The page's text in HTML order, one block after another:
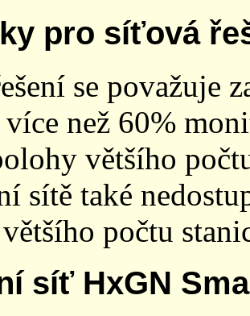
pro síťová
se považuje
více než 60%
většího
sítě také
počtu
síť HxGN